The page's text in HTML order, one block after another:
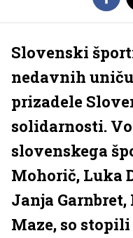
Slovenski
nedavnih
prizadele
solidarnosti.
slovenskega
Mohorič, Luka
Janja
Maze, so